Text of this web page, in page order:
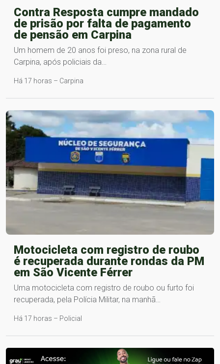
Contra Resposta cumpre mandado
de prisão por falta de pagamento
de pensão em Carpina
Um homem de 20 anos foi preso, na zona rural de
Carpina, após policiais da…
Há 17 horas – Carpina
Motocicleta com registro de roubo
é recuperada durante rondas da PM
em São Vicente Férrer
Uma motocicleta com registro de roubo ou furto foi
recuperada, pela Polícia Militar, na manhã…
Há 17 horas – Policial